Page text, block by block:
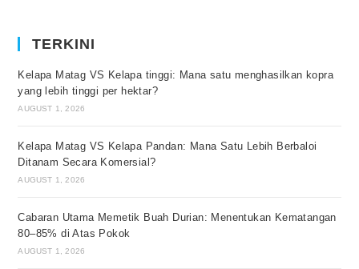
TERKINI
Kelapa Matag VS Kelapa tinggi: Mana satu menghasilkan kopra
yang lebih tinggi per hektar?
AUGUST 1, 2026
Kelapa Matag VS Kelapa Pandan: Mana Satu Lebih Berbaloi
Ditanam Secara Komersial?
AUGUST 1, 2026
Cabaran Utama Memetik Buah Durian: Menentukan Kematangan
80–85% di Atas Pokok
AUGUST 1, 2026